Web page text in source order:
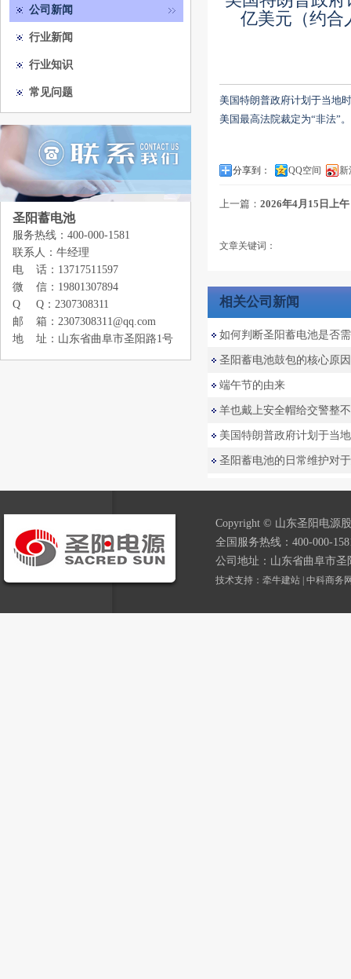
公司新闻
行业新闻
行业知识
常见问题
圣阳蓄电池
服务热线：400-000-1581
联系人：牛经理
电 话：13717511597
微 信：19801307894
Q Q：2307308311
邮 箱：2307308311@qq.com
地 址：山东省曲阜市圣阳路1号
亿美元（约合
美国特朗普政府计划于当地
美国最高法院裁定为“非法”。‌‌
分享到： QQ空间 新
上一篇： 2026年4月15日上
文章关键词：
相关公司新闻
如何判断圣阳蓄电池是否
圣阳蓄电池鼓包的核心原因
端午节的由来
羊也戴上安全帽给交警整
美国特朗普政府计划于当
圣阳蓄电池的日常维护对
Copyright © 山东圣阳电源
全国服务热线：400-000-
公司地址：山东省曲阜市圣
技术支持： 牵牛建站 | 中科商务